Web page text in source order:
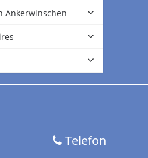
Ankerwinschen
Telefon